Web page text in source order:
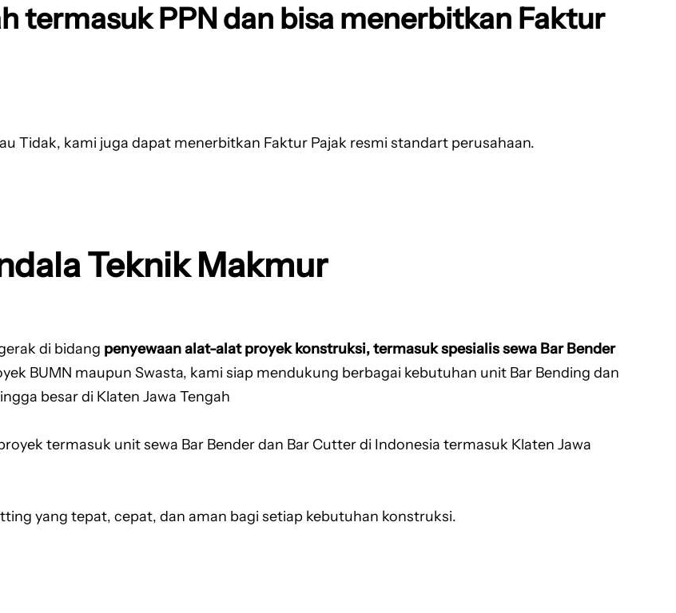
termasuk PPN dan bisa menerbitkan Faktur
Tidak, kami juga dapat menerbitkan Faktur Pajak resmi standart perusahaan.
Teknik Makmur
di bidang penyewaan alat-alat proyek konstruksi, termasuk spesialis sewa Bar Bender
BUMN maupun Swasta, kami siap mendukung berbagai kebutuhan unit Bar Bending dan
besar di Klaten Jawa Tengah
termasuk unit sewa Bar Bender dan Bar Cutter di Indonesia termasuk Klaten Jawa
yang tepat, cepat, dan aman bagi setiap kebutuhan konstruksi.